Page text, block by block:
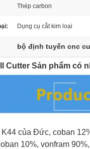
Thép carbon
Dụng cụ cắt kim loại
bộ định tuyến cnc
Cutter Sản phẩm có
của Đức, coban
10%, vonfram